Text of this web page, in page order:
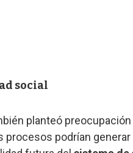
social
planteó
procesos podrían generar